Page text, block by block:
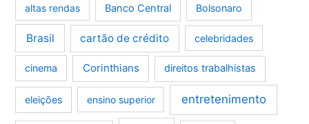
altas rendas Banco Central Bolsonaro
Brasil cartão de crédito celebridades
cinema Corinthians direitos trabalhistas
eleições ensino superior entretenimento